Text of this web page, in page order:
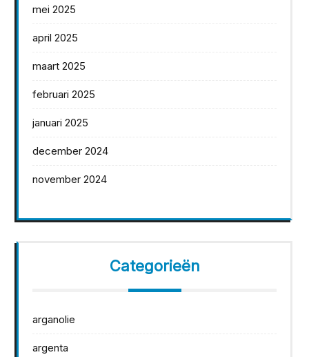
mei 2025
april 2025
maart 2025
februari 2025
januari 2025
december 2024
november 2024
Categorieën
arganolie
argenta